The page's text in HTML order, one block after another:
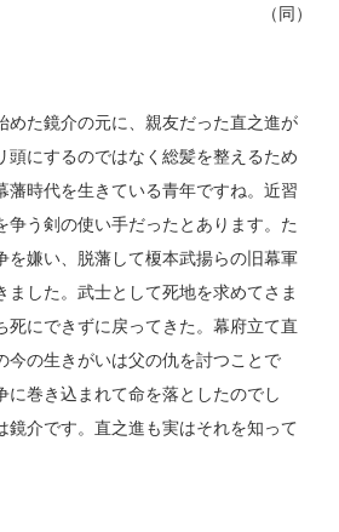
（同）
た鏡介の元に、親友だった直之進が
頭にするのではなく総髪を整えるため
藩時代を生きている青年ですね。近習
争う剣の使い手だったとあります。た
を嫌い、脱藩して榎本武揚らの旧幕軍
ました。武士として死地を求めてさま
死にできずに戻ってきた。幕府立て直
今の生きがいは父の仇を討つことで
に巻き込まれて命を落としたのでし
鏡介です。直之進も実はそれを知って